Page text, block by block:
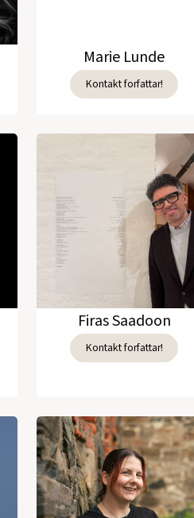
Marie Lunde
Kontakt forfattar!
Firas Saadoon
Kontakt forfattar!